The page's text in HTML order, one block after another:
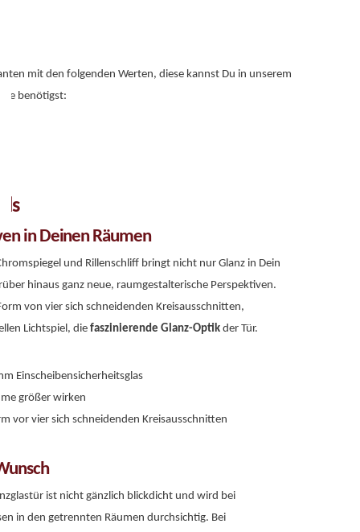
mit den folgenden Werten, diese kannst Du in unserem
benötigst:
in Deinen Räumen
und Rillenschliff bringt nicht nur Glanz in Dein
hinaus ganz neue, raumgestalterische Perspektiven.
von vier sich schneidenden Kreisausschnitten,
Lichtspiel, die faszinierende Glanz-Optik der Tür.
Einscheibensicherheitsglas
größer wirken
vor vier sich schneidenden Kreisausschnitten
ist nicht gänzlich blickdicht und wird bei
in den getrennten Räumen durchsichtig. Bei